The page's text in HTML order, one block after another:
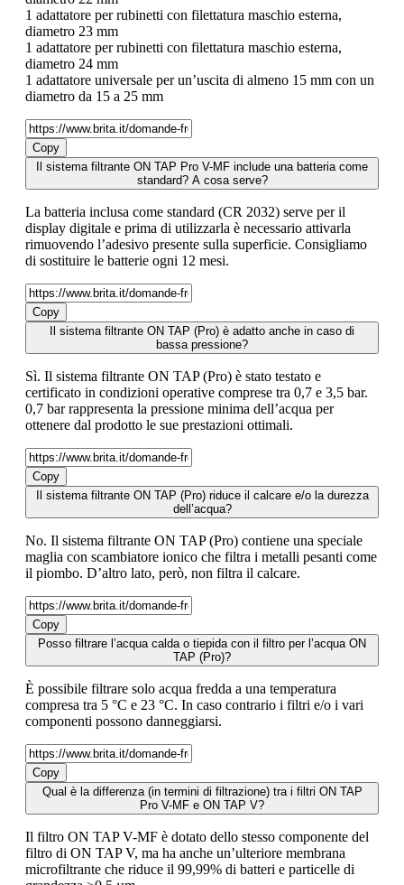
1 adattatore per rubinetti con filettatura maschio esterna,
diametro 23 mm
1 adattatore per rubinetti con filettatura maschio esterna,
diametro 24 mm
1 adattatore universale per un’uscita di almeno 15 mm con un
diametro da 15 a 25 mm
Copy
Il sistema filtrante ON TAP Pro V-MF include una batteria come
standard? A cosa serve?
La batteria inclusa come standard (CR 2032) serve per il
display digitale e prima di utilizzarla è necessario attivarla
rimuovendo l’adesivo presente sulla superficie. Consigliamo
di sostituire le batterie ogni 12 mesi.
Copy
Il sistema filtrante ON TAP (Pro) è adatto anche in caso di
bassa pressione?
Sì. Il sistema filtrante ON TAP (Pro) è stato testato e
certificato in condizioni operative comprese tra 0,7 e 3,5 bar.
0,7 bar rappresenta la pressione minima dell’acqua per
ottenere dal prodotto le sue prestazioni ottimali.
Copy
Il sistema filtrante ON TAP (Pro) riduce il calcare e/o la durezza
dell’acqua?
No. Il sistema filtrante ON TAP (Pro) contiene una speciale
maglia con scambiatore ionico che filtra i metalli pesanti come
il piombo. D’altro lato, però, non filtra il calcare.
Copy
Posso filtrare l’acqua calda o tiepida con il filtro per l’acqua ON
TAP (Pro)?
È possibile filtrare solo acqua fredda a una temperatura
compresa tra 5 °C e 23 °C. In caso contrario i filtri e/o i vari
componenti possono danneggiarsi.
Copy
Qual è la differenza (in termini di filtrazione) tra i filtri ON TAP
Pro V-MF e ON TAP V?
Il filtro ON TAP V-MF è dotato dello stesso componente del
filtro di ON TAP V, ma ha anche un’ulteriore membrana
microfiltrante che riduce il 99,99% di batteri e particelle di